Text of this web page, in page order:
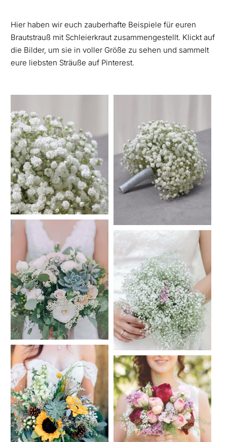
Hier haben wir euch zauberhafte Beispiele für euren
Brautstrauß mit Schleierkraut zusammengestellt. Klickt auf
die Bilder, um sie in voller Größe zu sehen und sammelt
eure liebsten Sträuße auf Pinterest.